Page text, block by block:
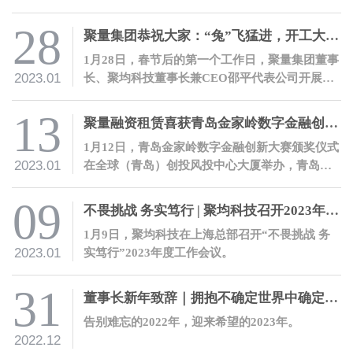
28
2023.01
聚量集团恭祝大家：“兔”飞猛进，开工大吉！
1月28日，春节后的第一个工作日，聚量集团董事
长、聚均科技董事长兼CEO邵平代表公司开展开
13
2023.01
聚量融资租赁喜获青岛金家岭数字金融创新大赛二等奖
1月12日，青岛金家岭数字金融创新大赛颁奖仪式
在全球（青岛）创投风投中心大厦举办，青岛聚
项目二等奖。
09
2023.01
不畏挑战 务实笃行 | 聚均科技召开2023年度工作会议
1月9日，聚均科技在上海总部召开“不畏挑战 务
实笃行”2023年度工作会议。
31
2022.12
董事长新年致辞｜拥抱不确定世界中确定的力量
告别难忘的2022年，迎来希望的2023年。